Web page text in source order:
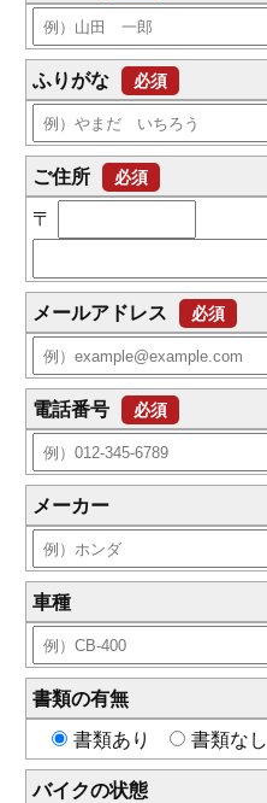
ふりがな 必須
ご住所 必須
〒
メールアドレス 必須
電話番号 必須
メーカー
車種
書類の有無
書類あり
書類なし
バイクの状態